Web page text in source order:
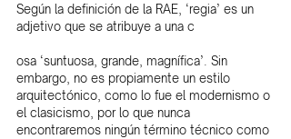
Según la definición de la RAE, ‘regia’ es un
adjetivo que se atribuye a una c
osa ‘suntuosa, grande, magnífica’. Sin
embargo, no es propiamente un estilo
arquitectónico, como lo fue el modernismo o
el clasicismo, por lo que nunca
encontraremos ningún término técnico como